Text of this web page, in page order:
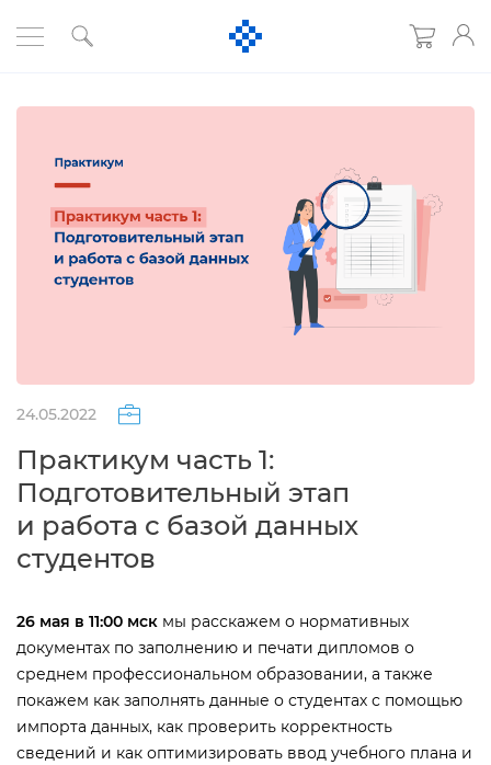
24.05.2022
Практикум часть 1:
Подготовительный этап
и работа с базой данных
студенто
26 мая в 11:00 мск мы расскажем о нормативных
документах по заполнению и печати дипломов о
среднем профессиональном образовании, а также
покажем как заполнять данные о студентах с помощью
импорта данных, как проверить корректность
сведений и как оптимизировать ввод учебного плана и